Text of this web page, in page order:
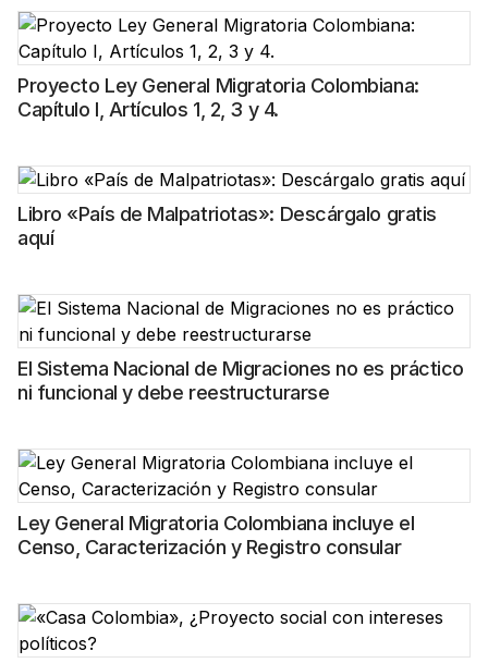
Proyecto Ley General Migratoria Colombiana:
Capítulo I, Artículos 1, 2, 3 y 4.
Libro «País de Malpatriotas»: Descárgalo gratis
aquí
El Sistema Nacional de Migraciones no es práctico
ni funcional y debe reestructurarse
Ley General Migratoria Colombiana incluye el
Censo, Caracterización y Registro consular